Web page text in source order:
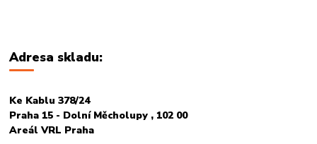
Adresa skladu:
Ke Kablu 378/24
Praha 15 - Dolní Měcholupy , 102 00
Areál VRL Praha